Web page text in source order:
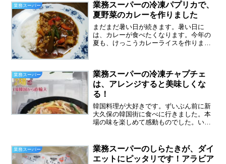
業務スーパー
業務スーパーの冷凍パプリカで、
夏野菜のカレーを作りました
まだまだ暑い日が続きます。暑い日に
は、カレーが食べたくなります。今年の
夏も、けっこうカレーライスを作りまし
ろな料理に使えて、とても便...
業務スーパー
業務スーパーの冷凍チャプチェ
は、アレンジすると美味しくな
る！
韓国料理が大好きです。ずいぶん前に新
大久保の韓国街に食べに行きました。本
場の味を楽しめて感動ものでした。いつ
ルメを、楽しんでいます。先日はじめて
韓国直輸入の冷凍チャプチ...
業務スーパー
業務スーパーのしらたきが、ダイ
エットにピッタリです！アラビア